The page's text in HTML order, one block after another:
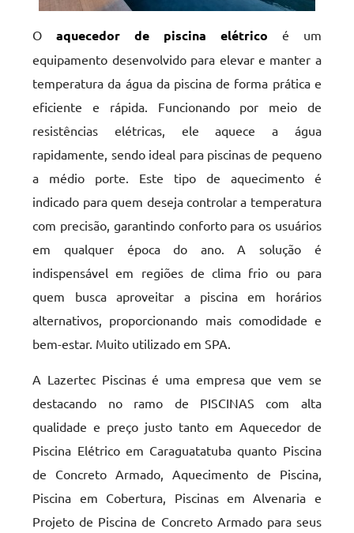
Oaquecedor de piscina elétrico é um
equipamento desenvolvido para elevar e manter a
temperatura da água da piscina de forma prática e
eficiente e rápida. Funcionando por meio de
resistências elétricas, ele aquece a água
rapidamente, sendo ideal para piscinas de pequeno
a médio porte. Este tipo de aquecimento é
indicado para quem deseja controlar a temperatura
com precisão, garantindo conforto para os usuários
em qualquer época do ano. A solução é
indispensável em regiões de clima frio ou para
quem busca aproveitar a piscina em horários
alternativos, proporcionando mais comodidade e
bem-estar. Muito utilizado em SPA.
A Lazertec Piscinas é uma empresa que vem se
destacando no ramo de PISCINAS com alta
qualidade e preço justo tanto em Aquecedor de
Piscina Elétrico em Caraguatatuba quanto Piscina
de Concreto Armado, Aquecimento de Piscina,
Piscina em Cobertura, Piscinas em Alvenaria e
Projeto de Piscina de Concreto Armado para seus